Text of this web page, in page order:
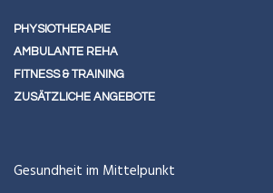
PHYSIOTHERAPIE
AMBULANTE REHA
FITNESS & TRAINING
ZUSÄTZLICHE ANGEBOTE
Gesundheit im Mittelpunkt